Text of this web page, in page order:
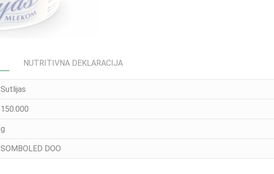
NUTRITIVNA DEKLARACIJA
Sutlijas
150.000
g
SOMBOLED DOO